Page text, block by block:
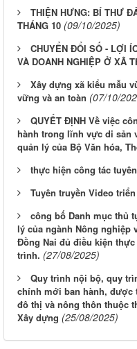
THIỆN HƯNG: BÍ THƯ
THÁNG 10 (09/10/2025)
CHUYỂN ĐỔI SỐ - LỢI
VÀ DOANH NGHIỆP Ở XÃ
Xây dựng xã kiểu mẫu
vững và an toàn (07/10/
QUYẾT ĐỊNH Về việc
hành trong lĩnh vực di sản
quản lý của Bộ Văn hóa,
thực hiện công tác
Tuyên truyền Video
công bố Danh mục thủ
lý của ngành Nông nghiệp
Đồng Nai đủ điều kiện
trình. (27/08/2025)
Quy trình nội bộ, quy
chính mới ban hành, được
đô thị và nông thôn thuộc
Xây dựng (25/08/2025)